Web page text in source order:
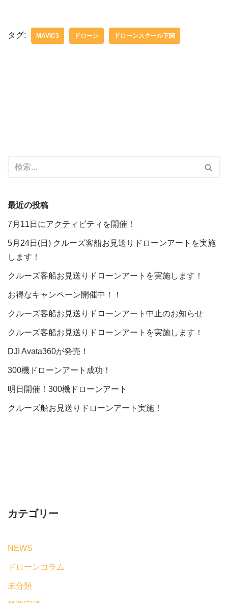
タグ: MAVIC3 ドローン ドローンスクール下関
最近の投稿
7月11日にアクティビティを開催！
5月24日(日) クルーズ客船お見送りドローンアートを実施
します！
クルーズ客船お見送りドローンアートを実施します！
お得なキャンペーン開催中！！
クルーズ客船お見送りドローンアート中止のお知らせ
クルーズ客船お見送りドローンアートを実施します！
DJI Avata360が発売！
300機ドローンアート成功！
明日開催！300機ドローンアート
クルーズ船お見送りドローンアート実施！
カテゴリー
NEWS
ドローンコラム
未分類